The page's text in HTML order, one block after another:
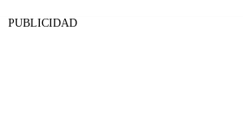
PUBLICIDAD